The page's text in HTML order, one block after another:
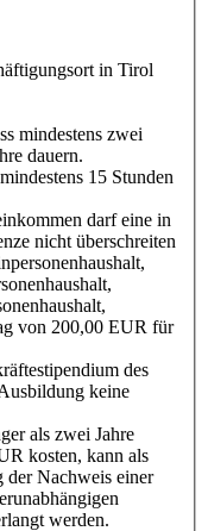
in Tirol
mindestens zwei
dauern.
15 Stunden
darf eine in
nicht überschreiten
von 200,00 EUR für
des
keine
als zwei Jahre
kosten, kann als
der Nachweis einer
werden.